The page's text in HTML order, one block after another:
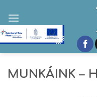
content
MUNKÁINK –